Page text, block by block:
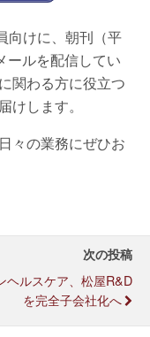
向けに、朝刊（平
ールを配信してい
関わる方に役立つ
けします。
々の業務にぜひお
次の投稿
ヘルスケア、松屋R&D
を完全子会社化へ